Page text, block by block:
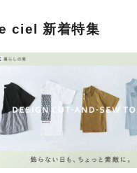
ciel 新着特集